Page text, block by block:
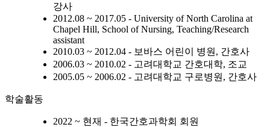
강사
2012.08 ~ 2017.05 - University of North Carolina at
Chapel Hill, School of Nursing, Teaching/Research
assistant
2010.03 ~ 2012.04 - 보바스 어린이 병원, 간호사
2006.03 ~ 2010.02 - 고려대학교 간호대학, 조교
2005.05 ~ 2006.02 - 고려대학교 구로병원, 간호사
학술활동
2022 ~ 현재 - 한국간호과학회 회원